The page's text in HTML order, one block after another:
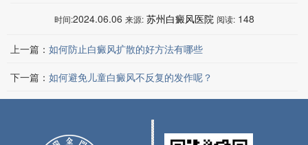
时间:2024.06.06 来源: 苏州白癜风医院 阅读: 148
上一篇： 如何防止白癜风扩散的好方法有哪些
下一篇： 如何避免儿童白癜风不反复的发作呢？